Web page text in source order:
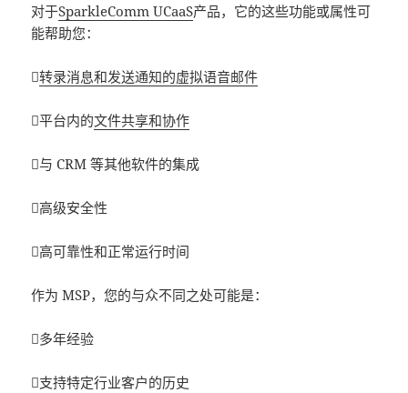
对于SparkleComm UCaaS产品，它的这些功能或属性可
能帮助您：
转录消息和发送通知的虚拟语音邮件
平台内的文件共享和协作
与 CRM 等其他软件的集成
高级安全性
高可靠性和正常运行时间
作为 MSP，您的与众不同之处可能是：
多年经验
支持特定行业客户的历史